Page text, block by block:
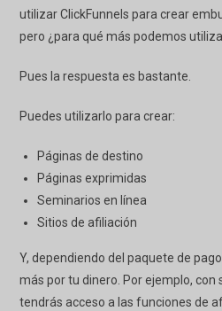
utilizarClickFunnels para crear
pero ¿para qué más podemos
Pues la respuesta es bastante.
Puedes utilizarlo para crear:
Páginas de destino
Páginas exprimidas
Seminarios en línea
Sitios de afiliación
Y, dependiendo del paquete de
más por tu dinero. Por ejemplo, con
tendrás acceso a las funciones de